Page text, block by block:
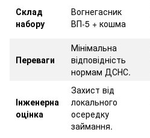
Склад
набору
Вогнегасник
ВП-5 + кошма
Переваги
Мінімальна
відповідність
нормам ДСНС.
Інженерна
оцінка
Захист від
локального
осередку
займання.